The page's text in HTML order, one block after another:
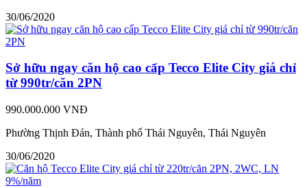
30/06/2020
Sở hữu ngay căn hộ cao cấp Tecco Elite City giá chỉ
từ 990tr/căn 2PN
990.000.000 VNĐ
Phường Thịnh Đán, Thành phố Thái Nguyên, Thái Nguyên
30/06/2020